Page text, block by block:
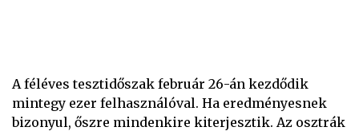
A féléves tesztidőszak február 26-án kezdődik
mintegy ezer felhasználóval. Ha eredményesnek
bizonyul, őszre mindenkire kiterjesztik. Az osztrák